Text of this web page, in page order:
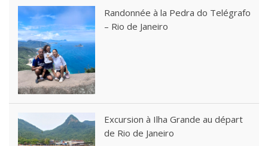
Randonnée à la Pedra do Telégrafo
– Rio de Janeiro
Excursion à Ilha Grande au départ
de Rio de Janeiro